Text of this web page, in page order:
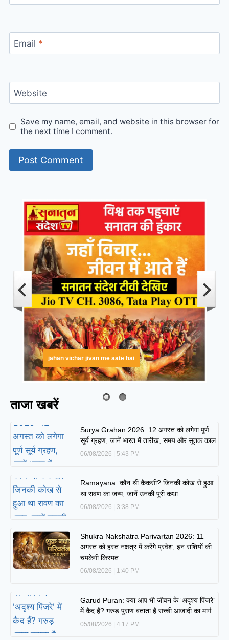
Email *
Website
Save my name, email, and website in this browser for
the next time I comment.
jahan vichar jivan me aate hai
ताजा खबरें
Surya Grahan 2026: 12 अगस्त को लगेगा पूर्ण
सूर्य ग्रहण, जानें भारत में तारीख, समय और सूतक काल
06/08/2026 5:43 PM
Ramayana: कौन थीं कैकसी? जिनकी कोख से हुआ
था रावण का जन्म, जानें उनकी पूरी कथा
06/08/2026 3:38 PM
Shukra Nakshatra Parivartan 2026: 11
अगस्त को हस्त नक्षत्र में करेंगे प्रवेश, इन राशियों की
चमकेगी किस्मत
06/08/2026 1:40 PM
Garud Puran: क्या आप भी जीवन के ‘अदृश्य पिंजरे’
में कैद हैं? गरुड़ पुराण बताता है सच्ची आजादी का मार्ग
05/08/2026 4:17 PM